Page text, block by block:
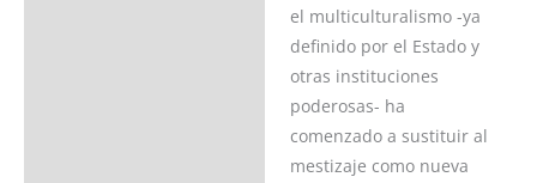
el multiculturalismo -ya
definido por el Estado y
otras instituciones
poderosas- ha
comenzado a sustituir al
mestizaje como nueva